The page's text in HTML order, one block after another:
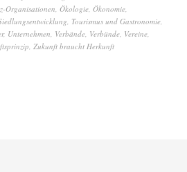
Organisationen, Ökologie, Ökonomie,
, Tourismus und Gastronomie,
, Unternehmen, Verbände, Verbünde, Vereine,
, Zukunft braucht Herkunft